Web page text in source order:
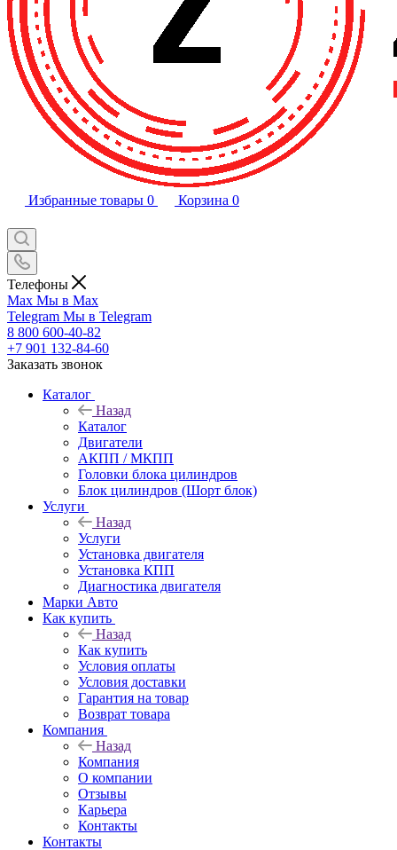
Избранные товары 0 Корзина 0
Телефоны
Max Мы в Max
Telegram Мы в Telegram
8 800 600-40-82
+7 901 132-84-60
Заказать звонок
Каталог
Назад
Каталог
Двигатели
АКПП / МКПП
Головки блока цилиндров
Блок цилиндров (Шорт блок)
Услуги
Назад
Услуги
Установка двигателя
Установка КПП
Диагностика двигателя
Марки Авто
Как купить
Назад
Как купить
Условия оплаты
Условия доставки
Гарантия на товар
Возврат товара
Компания
Назад
Компания
О компании
Отзывы
Карьера
Контакты
Контакты